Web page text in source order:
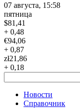
07 августа, 15:58
пятница
$81,41
+ 0,48
€94,06
+ 0,87
zł21,86
+ 0,18
Новости
Справочник